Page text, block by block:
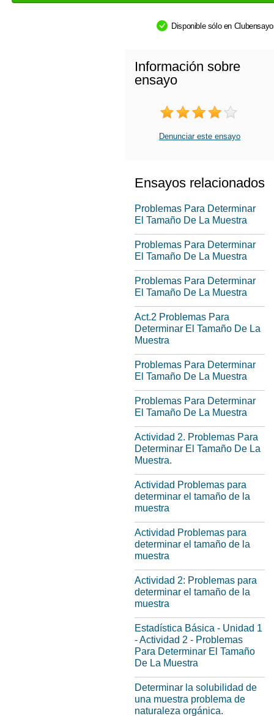
Disponible sólo en
Información sobre
ensayo
Denunciar este ensayo
Ensayos relacionados
Problemas Para Determinar
El Tamaño De La Muestra
Problemas Para Determinar
El Tamaño De La Muestra
Problemas Para Determinar
El Tamaño De La Muestra
Act.2 Problemas Para
Determinar El Tamaño De La
Muestra
Problemas Para Determinar
El Tamaño De La Muestra
Problemas Para Determinar
El Tamaño De La Muestra
Actividad 2. Problemas Para
Determinar El Tamaño De La
Muestra.
Actividad Problemas para
determinar el tamaño de la
muestra
Actividad Problemas para
determinar el tamaño de la
muestra
Actividad 2: Problemas para
determinar el tamaño de la
muestra
Estadística Básica - Unidad 1
- Actividad 2 - Problemas
Para Determinar El Tamaño
De La Muestra
Determinar la solubilidad de
una muestra problema de
naturaleza orgánica.